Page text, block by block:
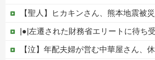
【聖人】ヒカキンさん、熊本地震被災地へ
|●|左遷された財務省エリートに待ち受ける運命がやばすぎる！と話題に、経歴
【泣】年配夫婦が営む中華屋さん、休業を知らせる貼り紙